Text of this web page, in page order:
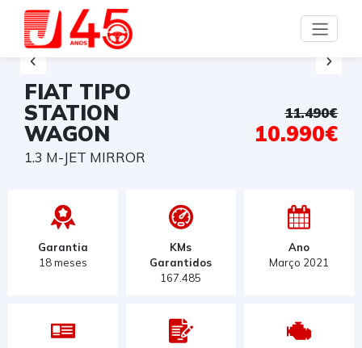
FIAT TIPO
STATION
WAGON
1.3 M-JET MIRROR
11.490€
10.990€
Garantia
18 meses
KMs
Garantidos
167.485
Ano
Março 2021